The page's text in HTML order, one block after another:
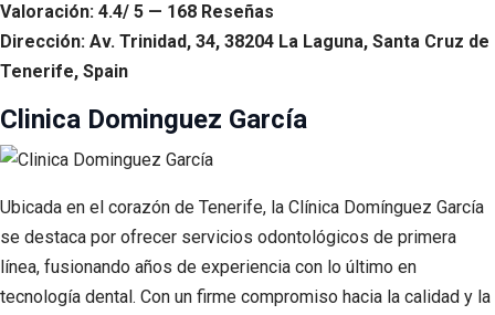
Valoración: 4.4/ 5 — 168 Reseñas
Dirección: Av. Trinidad, 34, 38204 La Laguna, Santa Cruz de
Tenerife, Spain
Clinica Dominguez García
Ubicada en el corazón de Tenerife, la Clínica Domínguez García
se destaca por ofrecer servicios odontológicos de primera
línea, fusionando años de experiencia con lo último en
tecnología dental. Con un firme compromiso hacia la calidad y la